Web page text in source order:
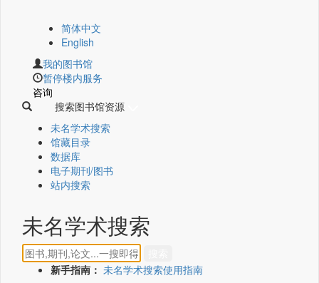
简体中文
English
我的图书馆
暂停楼内服务
咨询
搜索图书馆资源
未名学术搜索
馆藏目录
数据库
电子期刊/图书
站内搜索
未名学术搜索
新手指南： 未名学术搜索使用指南